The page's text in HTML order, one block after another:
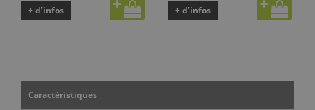
+ d’infos + d’infos
Caractéristiques